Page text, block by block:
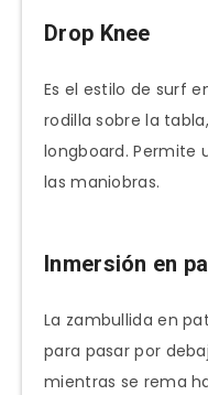
Drop Knee
Es el estilo de surf
rodilla sobre la
longboard. Permite
las maniobras.
Inmersión en
La zambullida en
para pasar por
mientras se rema